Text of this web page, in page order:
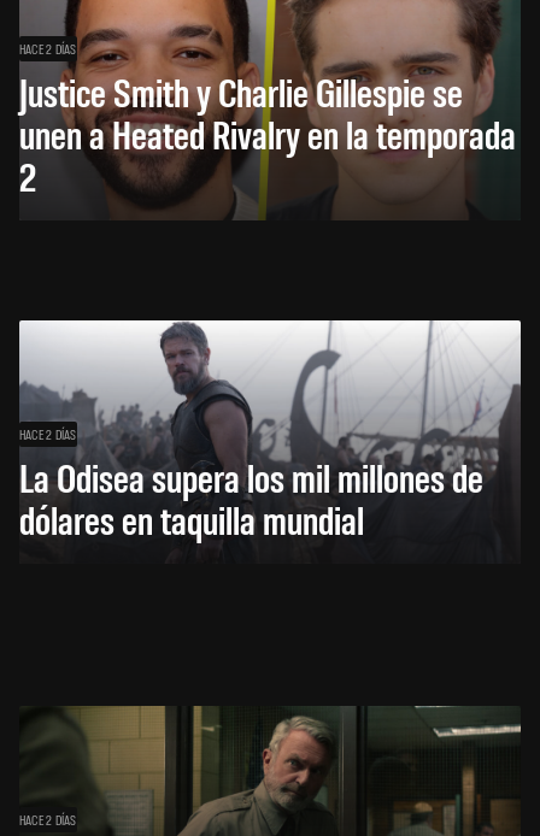
HACE 2 DÍAS
Justice Smith y Charlie Gillespie se
unen a Heated Rivalry en la temporada
2
HACE 2 DÍAS
La Odisea supera los mil millones de
dólares en taquilla mundial
HACE 2 DÍAS